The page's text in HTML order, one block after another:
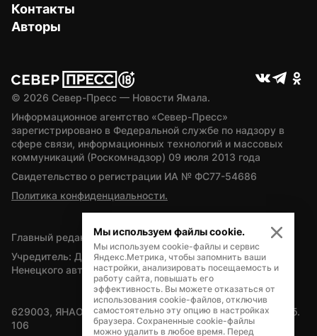
Контакты
Авторы
© 2026 Север-Пресс — Новости Ямала.
Информационное агентство «Север-Пресс»
зарегистрировано в Федеральной службе по надзору в
сфере связи, информационных технологий и массовых
коммуникаций (Роскомнадзор) 09 июля 2013 года
Свидетельство о регистрации ИА № ФС77-54686
Политика конфиденциальности.
Главный редактор — А.Л. Поздеев
Учредитель: Департамент внутренней политики Ямало-
Ненецкого автономного округа
629003, ЯНАО, Салехард, мкр. Богдана Кнунянца, д.1, каб.
106
Мы используем файлы cookie.
Мы используем cookie-файлы и сервис
Яндекс.Метрика, чтобы запомнить ваши
настройки, анализировать посещаемость и
работу сайта, повышать его
эффективность. Вы можете отказаться от
использования cookie-файлов, отключив
самостоятельно эту опцию в настройках
браузера. Сохраненные cookie-файлы
можно удалить в любое время. Перед